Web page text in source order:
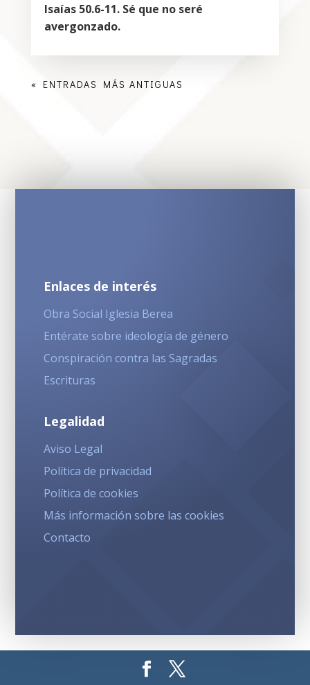
Isaías 50.6-11. Sé que no seré
avergonzado.
« ENTRADAS MÁS ANTIGUAS
Enlaces de interés
Obra Social Iglesia Berea
Entérate sobre ideología de género
Conspiración contra las Sagradas
Escrituras
Legalidad
Aviso Legal
Política de privacidad
Política de cookies
Más información sobre las cookies
Contacto